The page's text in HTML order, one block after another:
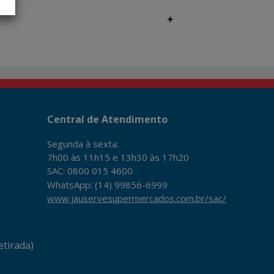
Central de Atendimento
Segunda à sexta:
7h00 às 11h15 e 13h30 às 17h20
SAC: 0800 015 4600
WhatsApp: (14) 99856-6999
www.jauservesupermercados.com.br/sac/